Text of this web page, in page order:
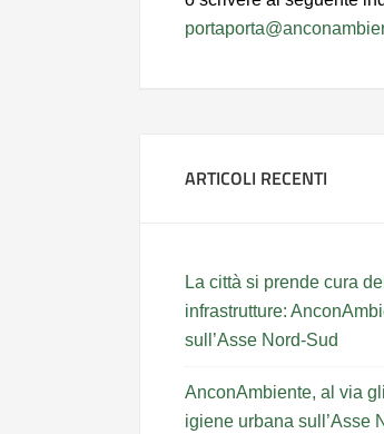
ARTICOLI RECENTI
La città si prende cura
infrastrutture:
sull’Asse Nord-Sud
AnconAmbiente, al via
igiene urbana sull’Asse